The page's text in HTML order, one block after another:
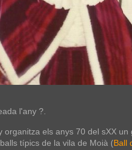
l'any ?.
organitza els anys 70 del sXX
típics de la vila de Moià (Ball